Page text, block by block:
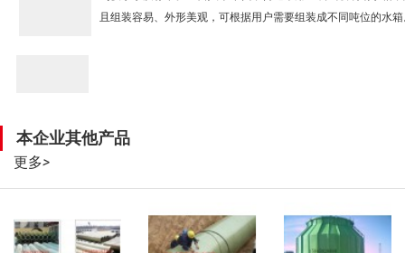
且组装容易、外形美观，可根据用户需要组装成不同吨位的水
本企业其他产品
更多>